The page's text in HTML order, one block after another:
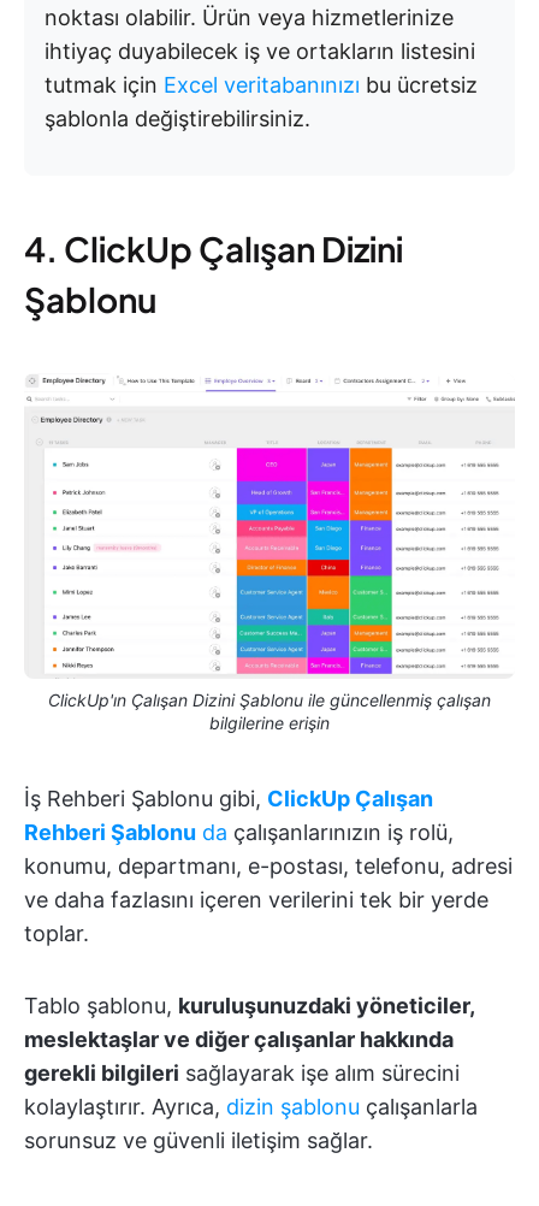
noktası olabilir. Ürün veya hizmetlerinize
ihtiyaç duyabilecek iş ve ortakların listesini
tutmak için Excel veritabanınızı bu ücretsiz
şablonla değiştirebilirsiniz.
4. ClickUp Çalışan Dizini
Şablonu
ClickUp'ın Çalışan Dizini Şablonu ile güncellenmiş çalışan
bilgilerine erişin
İş Rehberi Şablonu gibi, ClickUp Çalışan
Rehberi Şablonu da çalışanlarınızın iş rolü,
konumu, departmanı, e-postası, telefonu, adresi
ve daha fazlasını içeren verilerini tek bir yerde
toplar.
Tablo şablonu, kuruluşunuzdaki yöneticiler,
meslektaşlar ve diğer çalışanlar hakkında
gerekli bilgileri sağlayarak işe alım sürecini
kolaylaştırır. Ayrıca, dizin şablonu çalışanlarla
sorunsuz ve güvenli iletişim sağlar.